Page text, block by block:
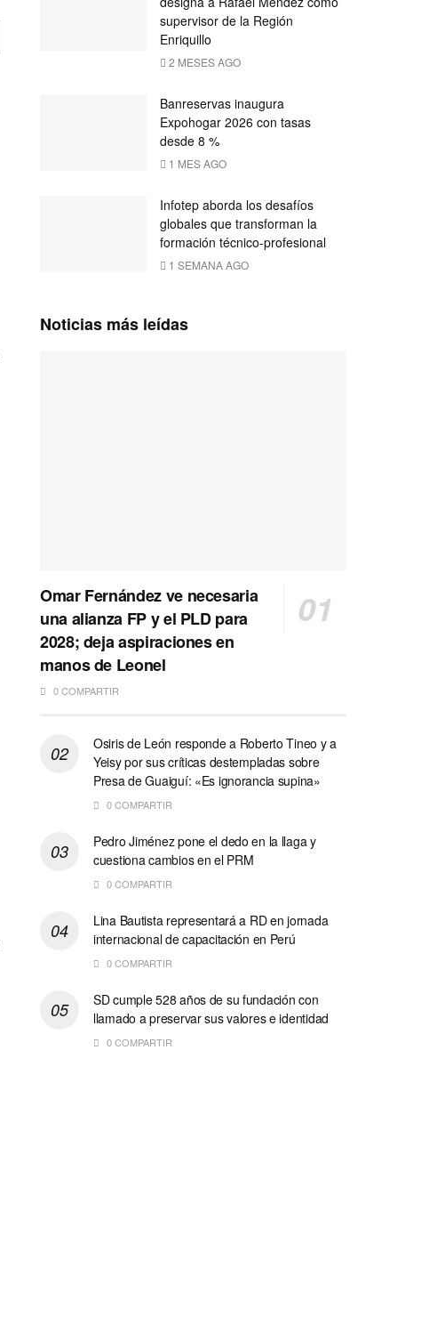
supervisor de la Región
Enriquillo
2 MESES AGO
Banreservas inaugura
Expohogar 2026 con tasas
desde 8 %
1 MES AGO
Infotep aborda los desafíos
globales que transforman la
formación técnico-profesional
1 SEMANA AGO
Noticias más leídas
Omar Fernández ve necesaria
una alianza FP y el PLD para
2028; deja aspiraciones en
manos de Leonel
0 COMPARTIR
Osiris de León responde a Roberto Tineo y a
Yeisy por sus críticas destempladas sobre
Presa de Guaiguí: «Es ignorancia supina»
0 COMPARTIR
Pedro Jiménez pone el dedo en la llaga y
cuestiona cambios en el PRM
0 COMPARTIR
Lina Bautista representará a RD en jornada
internacional de capacitación en Perú
0 COMPARTIR
SD cumple 528 años de su fundación con
llamado a preservar sus valores e identidad
0 COMPARTIR